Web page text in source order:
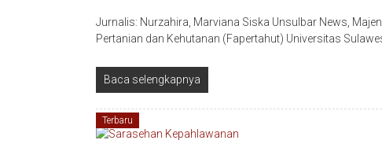
Jurnalis: Nurzahira, Marviana Siska Unsulbar News,
Pertanian dan Kehutanan (Fapertahut) Universitas
Baca selengkapnya
Terbaru